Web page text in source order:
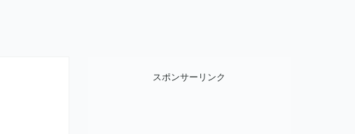
スポンサーリンク